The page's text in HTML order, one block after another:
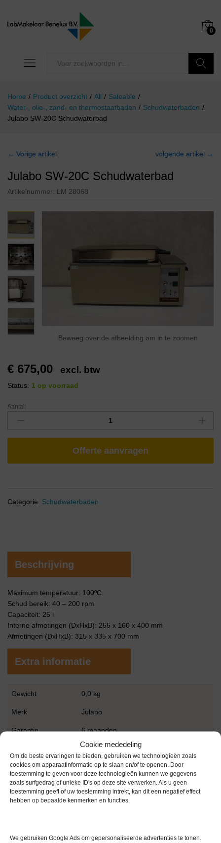
Cookie mededeling
Om de beste ervaringen te bieden, gebruiken we technologieën zoals
cookies om apparaatinformatie op te slaan en/of te openen. Door
toestemming te geven voor deze technologieën kunnen we gegevens
zoals surfgedrag of unieke ID's op deze site verwerken. Als u geen
toestemming geeft of uw toestemming intrekt, kan dit een negatief effect
hebben op bepaalde kenmerken en functies.
We gebruiken Google Ads om gepersonaliseerde advertenties te tonen.
0
Home / Product overzicht / All / Saleable /
Water-, olie-, zand- en thermostaatbaden / Schudwaterbaden /
Julabo SW-20C Schudwaterbad
← Vorige artikel volgende artikel →
Julabo SW-20C Schudwaterbad
Artikelnummer: LM 28068
Beweeg over de afbeelding om in te zoomen
€ 675,00 excl. btw
Status: 1 op voorraad
Aantal:
Offerte aanvragen
Categorie: Schudwaterbaden
Beschrijving
Maximum temperatuur: 100ºC
Schud bereik: 40 – 200 rpm
Capaciteit: 25 l
Interne afmetingen (DxHxB): 255 x 160 x 400 mm
Afmetingen (DxHxB): 315 x 335 x 700 mm
Extra informatie
Gewicht 0,0 kg
Merk Julabo
Garantie 6 maanden
Gebruikt in goede conditie